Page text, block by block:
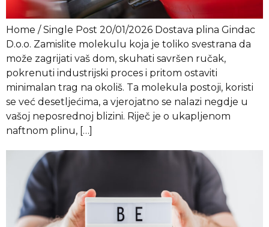
Home / Single Post 20/01/2026 Dostava plina Gindac
D.o.o. Zamislite molekulu koja je toliko svestrana da
može zagrijati vaš dom, skuhati savršen ručak,
pokrenuti industrijski proces i pritom ostaviti
minimalan trag na okoliš. Ta molekula postoji, koristi
se već desetljećima, a vjerojatno se nalazi negdje u
vašoj neposrednoj blizini. Riječ je o ukapljenom
naftnom plinu, […]